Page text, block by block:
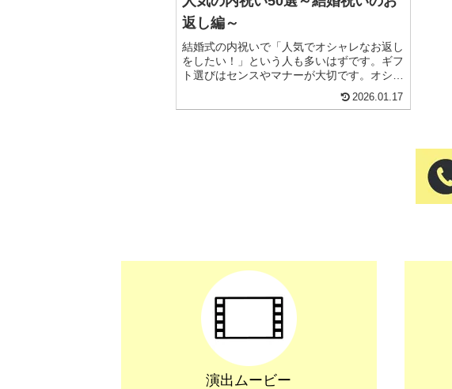
返し編～
結婚式の内祝いで「人気でオシャレなお返し
をしたい！」という人も多いはずです。ギフ
ト選びはセンスやマナーが大切です。オシャ
ます！併せて、知っておくべきマナーも大公
2026.01.17
演出ムービー